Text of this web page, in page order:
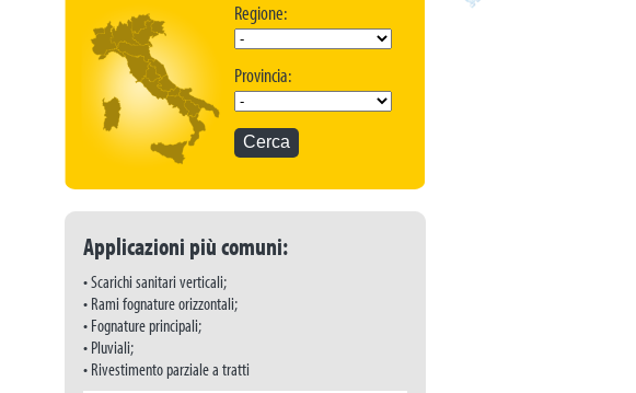
Regione:
Provincia:
Applicazioni più comuni:
• Scarichi sanitari verticali;
• Rami fognature orizzontali;
• Fognature principali;
• Pluviali;
• Rivestimento parziale a tratti